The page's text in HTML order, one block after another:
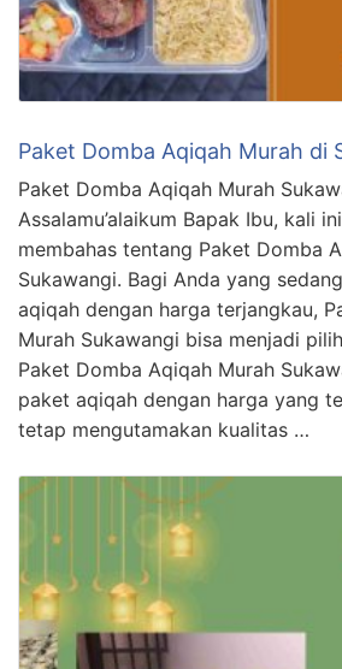
Paket Domba Aqiqah Murah di
Paket Domba Aqiqah Murah
Assalamu’alaikum Bapak Ibu, kali
membahas tentang Paket Domba
Sukawangi. Bagi Anda yang
aqiqah dengan harga terjangkau,
Murah Sukawangi bisa menjadi
Paket Domba Aqiqah Murah
paket aqiqah dengan harga yang
tetap mengutamakan kualitas …